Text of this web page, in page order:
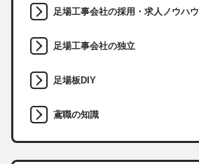
足場工事会社の採用・求人ノウハウ
足場工事会社の独立
足場板DIY
鳶職の知識